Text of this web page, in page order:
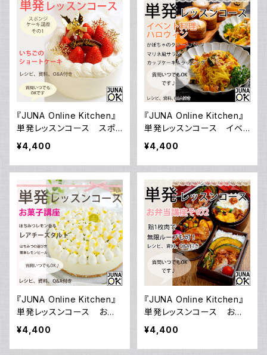
『JUNA Online Kitchen』
単発レッスンコース スポ
ンジケーキ講座 その1
「いちごのショートケーキ」／
動画ダウンロード付き！
¥4,400
『JUNA Online Kitchen』
単発レッスンコース イベ
ント料理 ハロウィン パ
スタ＆サラダ＆カップケーキ
／動画ダウンロード付き！
¥4,400
『JUNA Online Kitchen』
単発レッスンコース お菓
子講座「はちみつレモン香る
レアチーズタルト」／動画ダ
ウンロード付き！
¥4,400
『JUNA Online Kitchen』
単発レッスンコース お弁
当講座 その2 鶏1枚肉の
扱い方をレクチャー／動画
ダウンロード付き！
¥4,400